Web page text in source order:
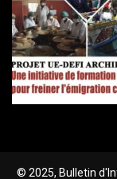
© 2025, Bulletin